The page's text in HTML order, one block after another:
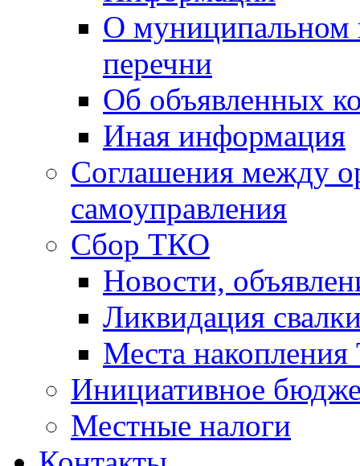
О муниципальном
перечни
Об объявленных
Иная информация
Соглашения между
самоуправления
Сбор ТКО
Новости,
Ликвидация
Места
Инициативное
Местные налоги